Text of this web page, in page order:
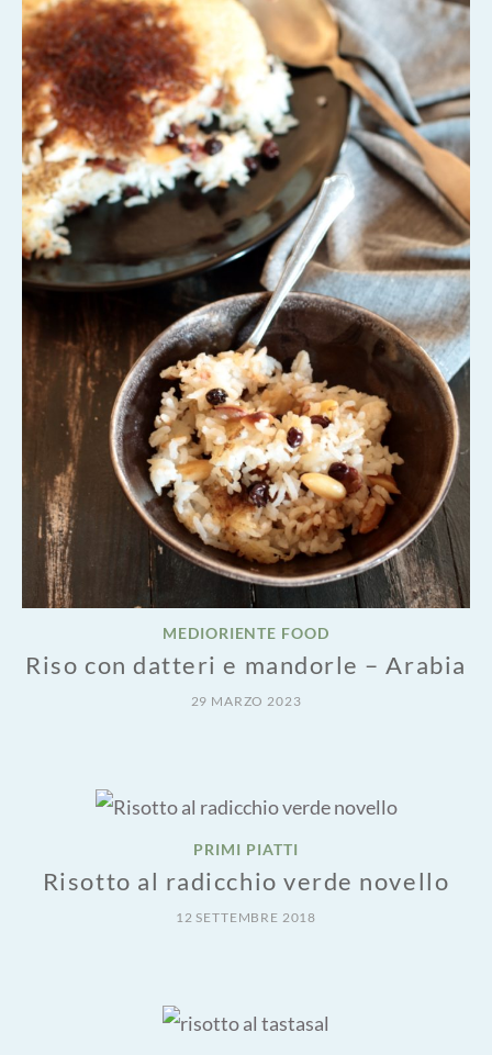
MEDIORIENTE FOOD
Riso con datteri e mandorle – Arabia
29 MARZO 2023
PRIMI PIATTI
Risotto al radicchio verde novello
12 SETTEMBRE 2018